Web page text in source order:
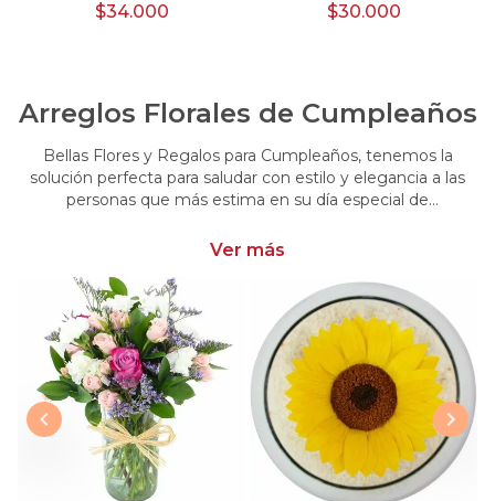
$34.000 $30.000
Arreglos Florales de Cumpleaños
Bellas Flores y Regalos para Cumpleaños, tenemos la
solución perfecta para saludar con estilo y elegancia a las
personas que más estima en su día especial de
para cumpleaños
Ver más